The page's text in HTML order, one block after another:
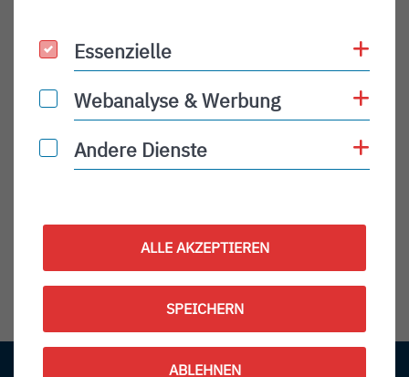
PLN
Status Description:
Checkin:
Codeshare:
Essenzielle
Essenzielle
Webanalyse & Werbung
Webanalyse & Werbung
Andere Dienste
Andere Dienste
ALLE AKZEPTIEREN
SPEICHERN
ABLEHNEN